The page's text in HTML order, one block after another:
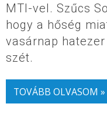
MTI-vel. Szűcs
hogy a hőség
vasárnap
szét.
TOVÁBB OLVASOM »